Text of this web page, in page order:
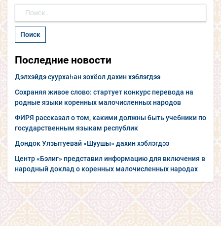
Последние новости
Дэлхэйдэ суурхаһан зохёол дахин хэблэгдээ
Сохраняя живое слово: стартует конкурс перевода на
родные языки коренных малочисленных народов
ФИРЯ рассказал о том, какими должны быть учебники по
государственным языкам республик
Дондок Улзытуевай «Шуушы» дахин хэблэгдээ
Центр «Бэлиг» представил информацию для включения в
народный доклад о коренных малочисленных народах